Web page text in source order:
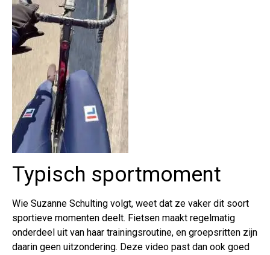
Typisch sportmoment
Wie Suzanne Schulting volgt, weet dat ze vaker dit soort
sportieve momenten deelt. Fietsen maakt regelmatig
onderdeel uit van haar trainingsroutine, en groepsritten zijn
daarin geen uitzondering. Deze video past dan ook goed